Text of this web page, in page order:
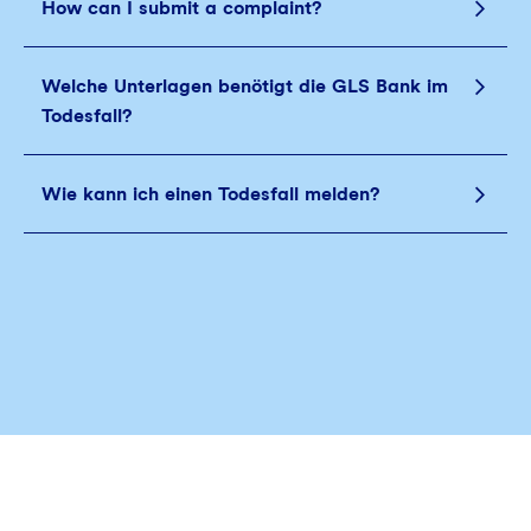
How can I submit a complaint?
Welche Unterlagen benötigt die GLS Bank im
Todesfall?
Wie kann ich einen Todesfall melden?